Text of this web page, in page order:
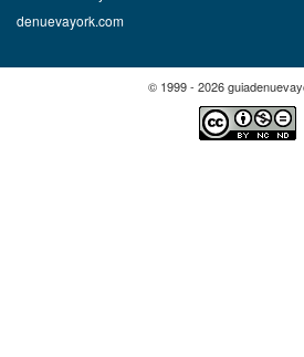
denuevayork.com
© 1999 - 2026